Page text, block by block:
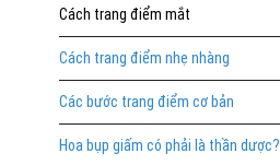
Cách trang điểm mắt
Cách trang điểm nhẹ nhàng
Các bước trang điểm cơ bản
Hoa bụp giấm có phải là thần dược?